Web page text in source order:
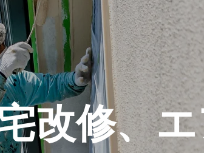
改修、